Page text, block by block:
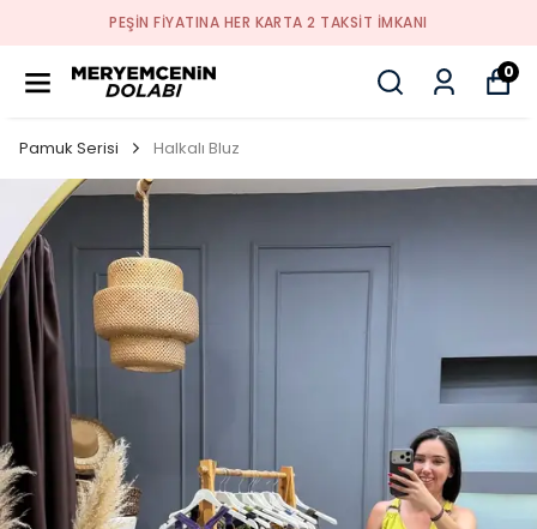
PEŞİN FİYATINA HER KARTA 2 TAKSİT İMKANI
0
Pamuk Serisi Halkalı Bluz